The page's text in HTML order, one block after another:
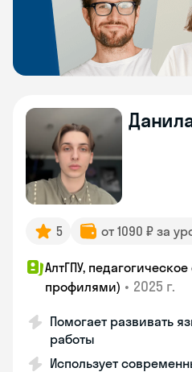
5 от 1090 ₽ за
АлтГПУ,
профилями) • 2025 г.
Помогает развивать
работы
Использует